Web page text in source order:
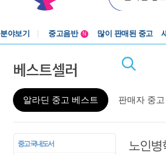
분야보기
중고음반
중고음반
N 많이 판매된 중고
베스트셀러
알라딘 중고 베스트 판매자 중
중고 국내도서 노인병